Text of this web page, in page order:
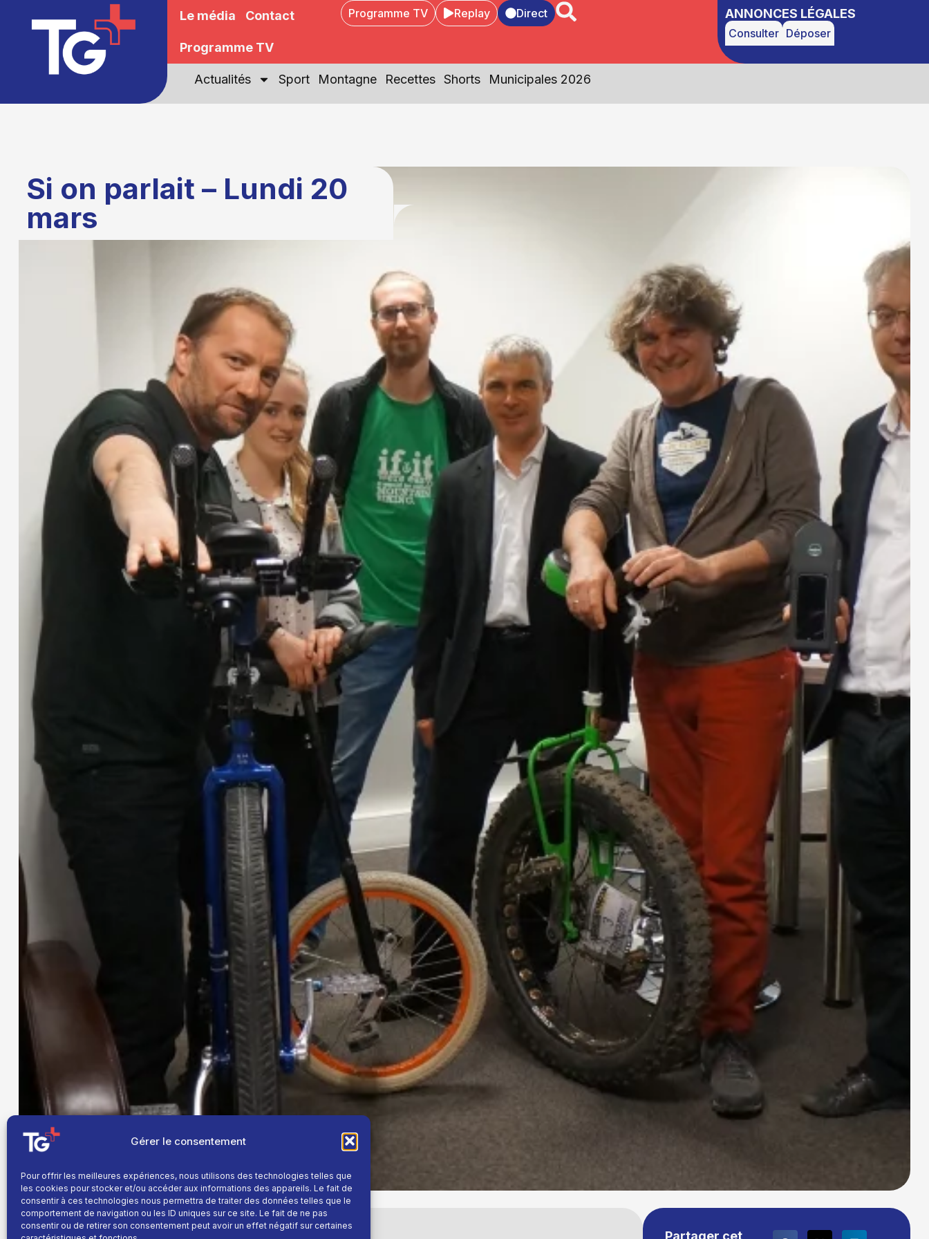
Gérer le consentement
Pour offrir les meilleures expériences, nous utilisons des technologies telles que
les cookies pour stocker et/ou accéder aux informations des appareils. Le fait de
consentir à ces technologies nous permettra de traiter des données telles que le
comportement de navigation ou les ID uniques sur ce site. Le fait de ne pas
consentir ou de retirer son consentement peut avoir un effet négatif sur certaines
Le média Contact
Programme TV
Programme TV Replay Direct ANNONCES LÉGALES
Consulter Déposer
Actualités Sport Montagne Recettes Shorts Municipales 2026
Si on parlait – Lundi 20
mars